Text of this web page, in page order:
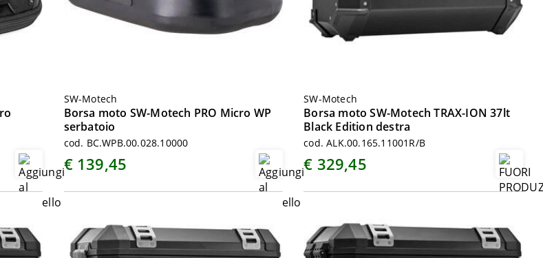
SW-Motech
Borsa moto SW-Motech PRO Micro WP
serbatoio
cod. BC.WPB.00.028.10000
€ 139,45
SW-Motech
Borsa moto SW-Motech TRAX-ION 37lt
Black Edition destra
cod. ALK.00.165.11001R/B
€ 329,45